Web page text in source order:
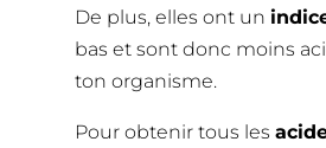
De plus, elles ont un
bas et sont donc moins
ton organisme.
Pour obtenir tous les